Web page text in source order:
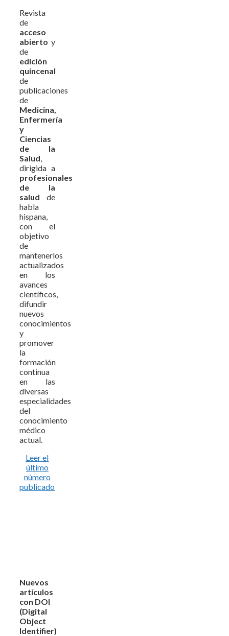
Revista
de
acceso
abierto y
de
edición
quincenal
de
publicaciones
de
Medicina,
Enfermería
y
Ciencias
de la
Salud,
dirigida a
profesionales
de la
salud de
habla
hispana,
con el
objetivo
de
mantenerlos
actualizados
en los
avances
científicos,
difundir
nuevos
conocimientos
y
promover
la
formación
continua
en las
diversas
especialidades
del
conocimiento
médico
actual.
Leer el
último
número
publicado
Nuevos
artículos
con DOI
(Digital
Object
Identifier)